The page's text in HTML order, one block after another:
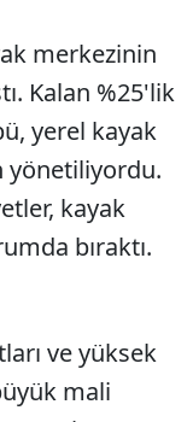
merkezinin
Kalan %25'lik
yerel kayak
yönetiliyordu.
kayak
bıraktı.
ve yüksek
mali